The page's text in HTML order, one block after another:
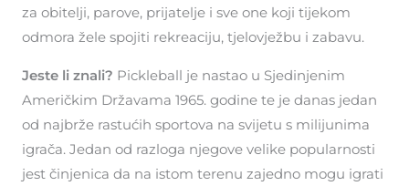
za obitelji, parove, prijatelje i sve one koji tijekom
odmora žele spojiti rekreaciju, tjelovježbu i zabavu.
Jeste li znali? Pickleball je nastao u Sjedinjenim
Američkim Državama 1965. godine te je danas jedan
od najbrže rastućih sportova na svijetu s milijunima
igrača. Jedan od razloga njegove velike popularnosti
jest činjenica da na istom terenu zajedno mogu igrati